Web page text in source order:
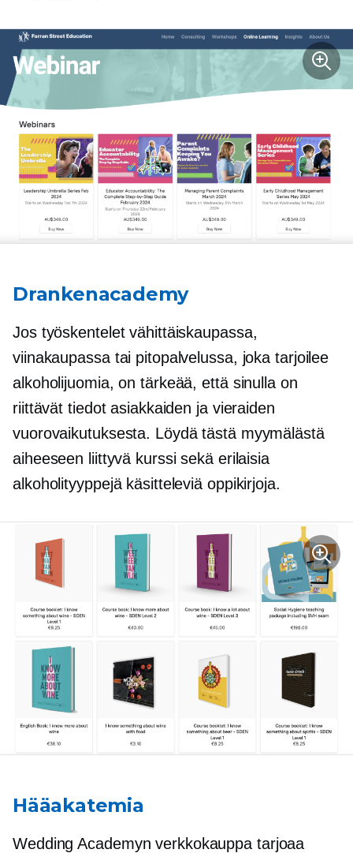
Drankenacademy
Jos työskentelet vähittäiskaupassa,
viinakaupassa tai pitopalvelussa, joka tarjoilee
alkoholijuomia, on tärkeää, että sinulla on
riittävät tiedot asiakkaiden ja vieraiden
vuorovaikutuksesta. Löydä tästä myymälästä
aiheeseen liittyvä kurssi sekä erilaisia ​​
alkoholityyppejä käsitteleviä oppikirjoja.
Hääakatemia
Wedding Academyn verkkokauppa tarjoaa